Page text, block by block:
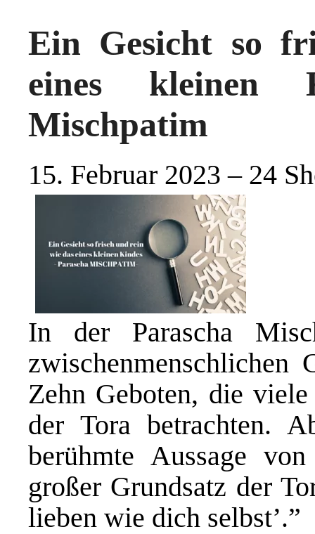
Ein Gesicht so
eines kleinen
Mischpatim
15. Februar 2023 – 24
In der Parascha
zwischenmenschlichen
Zehn Geboten, die
der Tora betrachten.
berühmte Aussage
großer Grundsatz der
lieben wie dich selbst’.”